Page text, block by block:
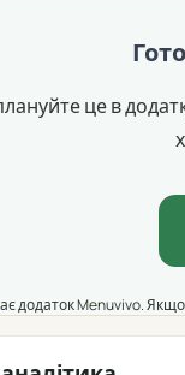
це в
додаток Menuvivo.